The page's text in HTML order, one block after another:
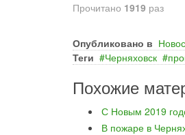
Прочитано 1919 раз
Опубликовано в
Теги
Черняховск
Похожие
С Новым 2019
В пожаре в